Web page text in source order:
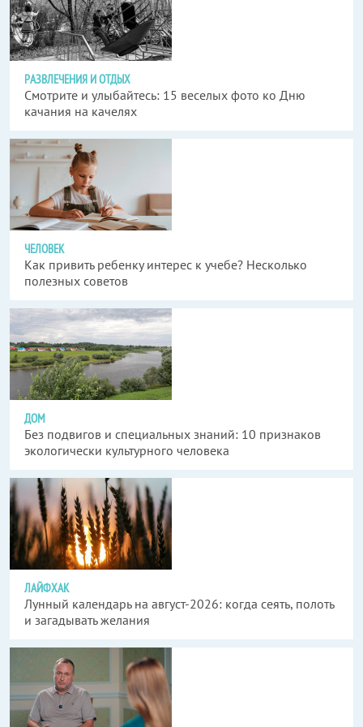
РАЗВЛЕЧЕНИЯ И ОТДЫХ
Смотрите и улыбайтесь: 15 веселых фото ко Дню
качания на качелях
ЧЕЛОВЕК
Как привить ребенку интерес к учебе? Несколько
полезных советов
ДОМ
Без подвигов и специальных знаний: 10 признаков
экологически культурного человека
ЛАЙФХАК
Лунный календарь на август-2026: когда сеять, полоть
и загадывать желания